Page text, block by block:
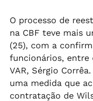
O processo de
na CBF teve mais
(25), com a
funcionários, entre
VAR, Sérgio
uma medida que
contratação de